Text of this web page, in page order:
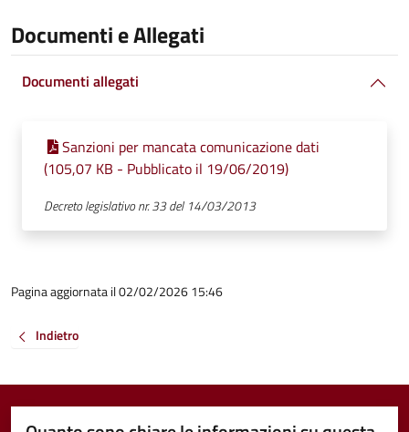
Documenti e Allegati
Documenti allegati
Sanzioni per mancata comunicazione dati
(105,07 KB - Pubblicato il 19/06/2019)
Decreto legislativo nr. 33 del 14/03/2013
Pagina aggiornata il 02/02/2026 15:46
Indietro